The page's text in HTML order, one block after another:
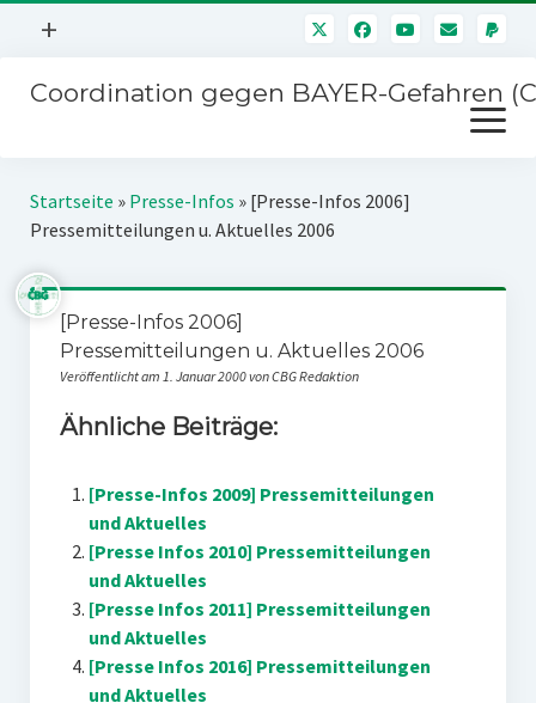
Menü
+
Mitmachen
Über uns
Kontakt
Impressum
Störfälle
Coordination gegen BAYER-Gefahren
Menü
öffnen
Kampagnen
Stichwort BAYER
Jahrestagung
Startseite » Presse-Infos » [Presse-Infos 2006]
Pressemitteilungen u. Aktuelles 2006
[Presse-Infos 2006]
Pressemitteilungen u. Aktuelles 2006
Veröffentlicht am 1. Januar 2000 von CBG Redaktion
Ähnliche Beiträge:
[Presse-Infos 2009] Pressemitteilungen
und Aktuelles
[Presse Infos 2010] Pressemitteilungen
und Aktuelles
[Presse Infos 2011] Pressemitteilungen
und Aktuelles
[Presse Infos 2016] Pressemitteilungen
und Aktuelles